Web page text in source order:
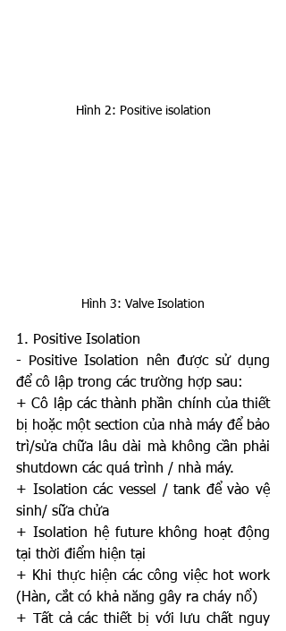
Hình 2: Positive isolation
Hình 3: Valve Isolation
1. Positive Isolation
- Positive Isolation nên được sử dụng
để cô lập trong các trường hợp sau:
+ Cô lập các thành phần chính của thiết
bị hoặc một section của nhà máy để bảo
trì/sửa chữa lâu dài mà không cần phải
shutdown các quá trình / nhà máy.
+ Isolation các vessel / tank để vào vệ
sinh/ sữa chửa
+ Isolation hệ future không hoạt động
tại thời điểm hiện tại
+ Khi thực hiện các công việc hot work
(Hàn, cắt có khả năng gây ra cháy nổ)
+ Tất cả các thiết bị với lưu chất nguy